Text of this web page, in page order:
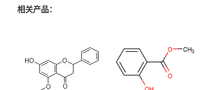
相关产品：